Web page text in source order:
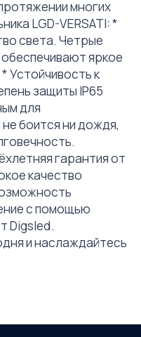
многих
LGD-VERSATI: *
света. Четрые
яркое
Устойчивость к
защиты IP65
для
боится ни дождя,
гарантия от
качество
с помощью
Digsled.
и наслаждайтесь